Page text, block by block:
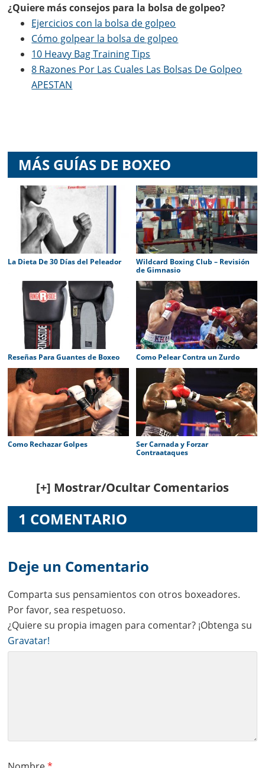
¿Quiere más consejos para la bolsa de golpeo?
Ejercicios con la bolsa de golpeo
Cómo golpear la bolsa de golpeo
10 Heavy Bag Training Tips
8 Razones Por Las Cuales Las Bolsas De Golpeo
APESTAN
MÁS GUÍAS DE BOXEO
La Dieta De 30 Días del Peleador
Wildcard Boxing Club – Revisión
de Gimnasio
Reseñas Para Guantes de Boxeo Como Pelear Contra un Zurdo
Como Rechazar Golpes
Ser Carnada y Forzar
Contraataques
Reader
Interactions
[+] Mostrar/Ocultar Comentarios
1 COMENTARIO
Deje un Comentario
Comparta sus pensamientos con otros boxeadores.
Por favor, sea respetuoso.
¿Quiere su propia imagen para comentar? ¡Obtenga su
Gravatar!